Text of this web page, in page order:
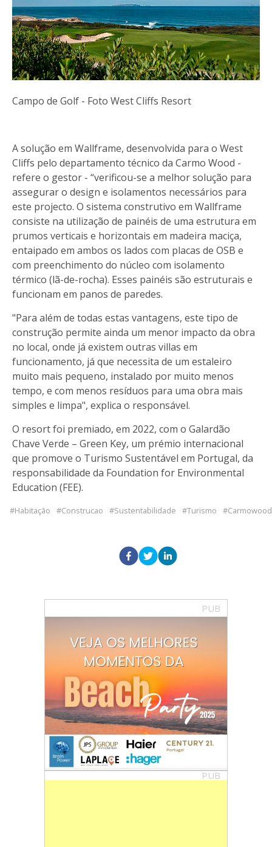
Campo de Golf - Foto West Cliffs Resort
A solução em Wallframe, desenvolvida para o West
Cliffs pelo departamento técnico da Carmo Wood -
refere o gestor - “verificou-se a melhor solução para
assegurar o design e isolamentos necessários para
este projecto. O sistema construtivo em Wallframe
consiste na utilização de painéis de uma estrutura em
prumos verticais e horizontais em madeira maciça,
entaipado em ambos os lados com placas de OSB e
com preenchimento do núcleo com isolamento
térmico (lã-de-rocha). Esses painéis são estruturais e
funcionam em panos de paredes.
"Para além de todas estas vantagens, este tipo de
construção permite ainda um menor impacto da obra
no local, onde já existem outras villas em
funcionamento, já que necessita de um estaleiro
muito mais pequeno, instalado por muito menos
tempo, e com menos resíduos para uma obra mais
simples e limpa", explica o responsável.
O resort foi premiado, em 2022, com o Galardão
Chave Verde – Green Key, um prémio internacional
que promove o Turismo Sustentável em Portugal, da
responsabilidade da Foundation for Environmental
Education (FEE).
Habitação Construcao Sustentabilidade Turismo Carmowood
PUB
PUB